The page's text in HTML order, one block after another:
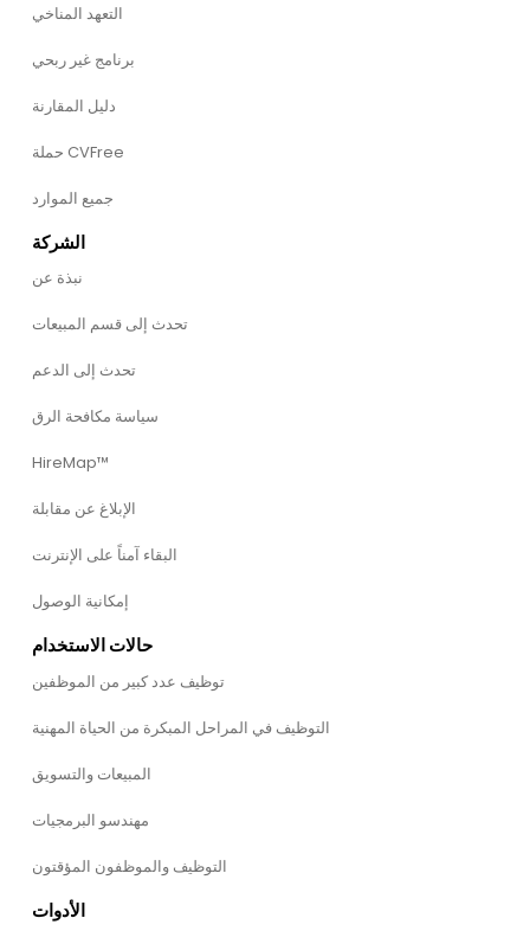
التعهد المناخي
برنامج غير ربحي
دليل المقارنة
حملة CVFree
جميع الموارد
الشركة
نبذة عن
تحدث إلى قسم المبيعات
تحدث إلى الدعم
سياسة مكافحة الرق
HireMap™
الإبلاغ عن مقابلة
البقاء آمناً على الإنترنت
إمكانية الوصول
حالات الاستخدام
توظيف عدد كبير من الموظفين
التوظيف في المراحل المبكرة من الحياة المهنية
المبيعات والتسويق
مهندسو البرمجيات
التوظيف والموظفون المؤقتون
الأدوات